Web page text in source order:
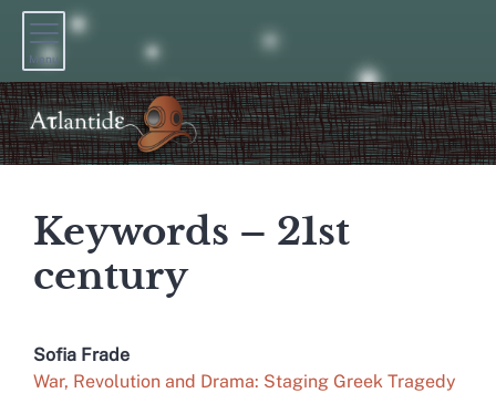
Menu
Keywords – 21st
century
Sofia Frade
War, Revolution and Drama: Staging Greek Tragedy